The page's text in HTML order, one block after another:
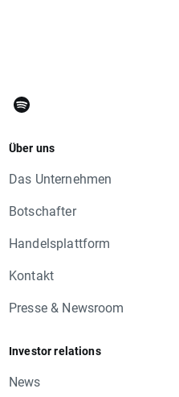
Über uns
Das Unternehmen
Botschafter
Handelsplattform
Kontakt
Presse & Newsroom
Investor relations
News